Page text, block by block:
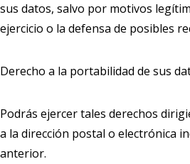
sus datos, salvo por motivos
ejercicio o la defensa de posibles
Derecho a la portabilidad de sus
Podrás ejercer tales derechos
a la dirección postal o electrónica
anterior.